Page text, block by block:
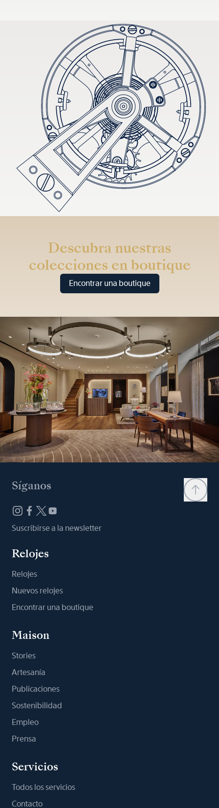
Descubra nuestras
colecciones en boutique
Encontrar una boutique
Síganos
Suscribirse a la newsletter
Relojes
Relojes
Nuevos relojes
Encontrar una boutique
Maison
Stories
Artesanía
Publicaciones
Sostenibilidad
Empleo
Prensa
Servicios
Todos los servicios
Contacto